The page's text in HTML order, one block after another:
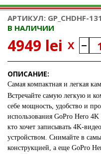
АРТИКУЛ: GP_CHDHF-
В НАЛИЧИИ
4949 lei X
ОПИСАНИЕ:
Самая компактная и легкая
Встречайте самую легкую и
себе мощность, удобство и
использования GoPro Hero
кто хочет записывать 4K-
устройством. Снимайте в
конструкцией, а еще GoPro